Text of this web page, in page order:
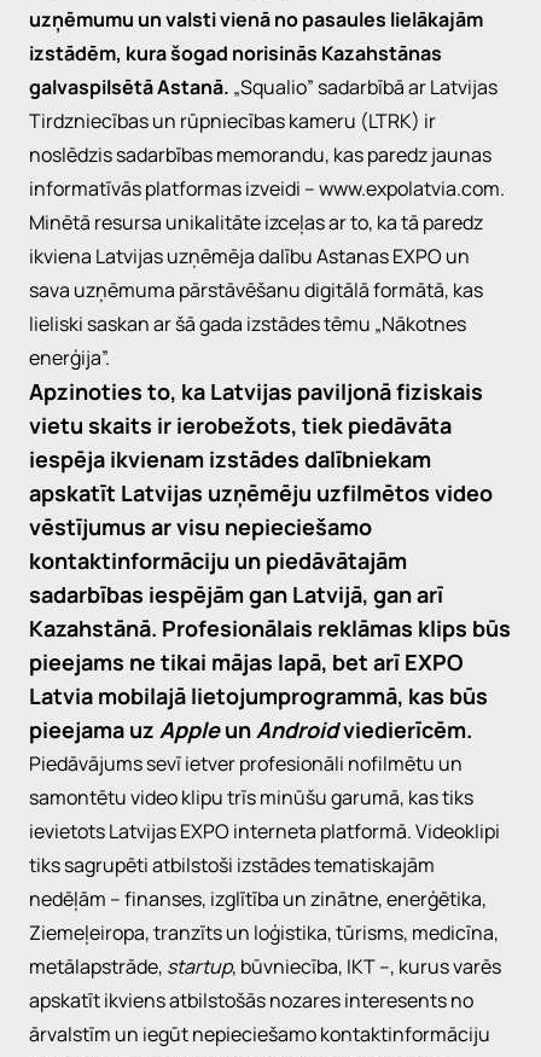
uzņēmumu un valsti vienā no pasaules lielākajām
izstādēm, kura šogad norisinās Kazahstānas
galvaspilsētā Astanā. „Squalio” sadarbībā ar Latvijas
Tirdzniecības un rūpniecības kameru (LTRK) ir
noslēdzis sadarbības memorandu, kas paredz jaunas
informatīvās platformas izveidi –www.expolatvia.com.
Minētā resursa unikalitāte izceļas ar to, ka tā paredz
ikviena Latvijas uzņēmēja dalību Astanas EXPO un
sava uzņēmuma pārstāvēšanu digitālā formātā, kas
lieliski saskan ar šā gada izstādes tēmu „Nākotnes
enerģija”.
Apzinoties to, ka Latvijas paviljonā fiziskais
vietu skaits ir ierobežots, tiek piedāvāta
iespēja ikvienam izstādes dalībniekam
apskatīt Latvijas uzņēmēju uzfilmētos video
vēstījumus ar visu nepieciešamo
kontaktinformāciju un piedāvātajām
sadarbības iespējām gan Latvijā, gan arī
Kazahstānā. Profesionālais reklāmas klips būs
pieejams ne tikai mājas lapā, bet arī EXPO
Latvia mobilajā lietojumprogrammā, kas būs
pieejama uz AppleunAndroidviedierīcēm.
Piedāvājums sevī ietver profesionāli nofilmētu un
samontētu video klipu trīs minūšu garumā, kas tiks
ievietots Latvijas EXPO interneta platformā. Videoklipi
tiks sagrupēti atbilstoši izstādes tematiskajām
nedēļām – finanses, izglītība un zinātne, enerģētika,
Ziemeļeiropa, tranzīts un loģistika, tūrisms, medicīna,
metālapstrāde, startup, būvniecība, IKT –, kurus varēs
apskatīt ikviens atbilstošās nozares interesents no
ārvalstīm un iegūt nepieciešamo kontaktinformāciju